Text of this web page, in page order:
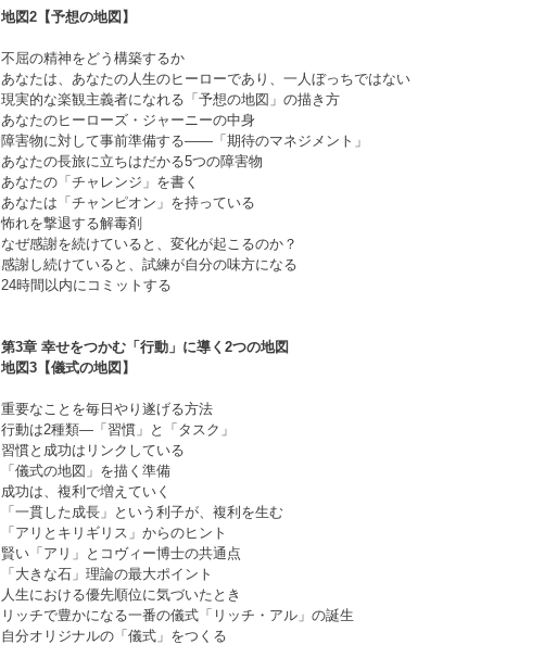
地図2【予想の地図】
不屈の精神をどう構築するか
あなたは、あなたの人生のヒーローであり、一人ぼっちではない
現実的な楽観主義者になれる「予想の地図」の描き方
あなたのヒーローズ・ジャーニーの中身
障害物に対して事前準備する――「期待のマネジメント」
あなたの長旅に立ちはだかる5つの障害物
あなたの「チャレンジ」を書く
あなたは「チャンピオン」を持っている
怖れを撃退する解毒剤
なぜ感謝を続けていると、変化が起こるのか？
感謝し続けていると、試練が自分の味方になる
24時間以内にコミットする
第3章 幸せをつかむ「行動」に導く2つの地図
地図3【儀式の地図】
重要なことを毎日やり遂げる方法
行動は2種類―「習慣」と「タスク」
習慣と成功はリンクしている
「儀式の地図」を描く準備
成功は、複利で増えていく
「一貫した成長」という利子が、複利を生む
「アリとキリギリス」からのヒント
賢い「アリ」とコヴィー博士の共通点
「大きな石」理論の最大ポイント
人生における優先順位に気づいたとき
リッチで豊かになる一番の儀式「リッチ・アル」の誕生
自分オリジナルの「儀式」をつくる